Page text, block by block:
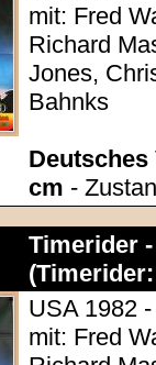
mit: Fred
Richard
Jones,
Bahnks
Deutsches
cm -
Timerider
USA 1982
mit: Fred